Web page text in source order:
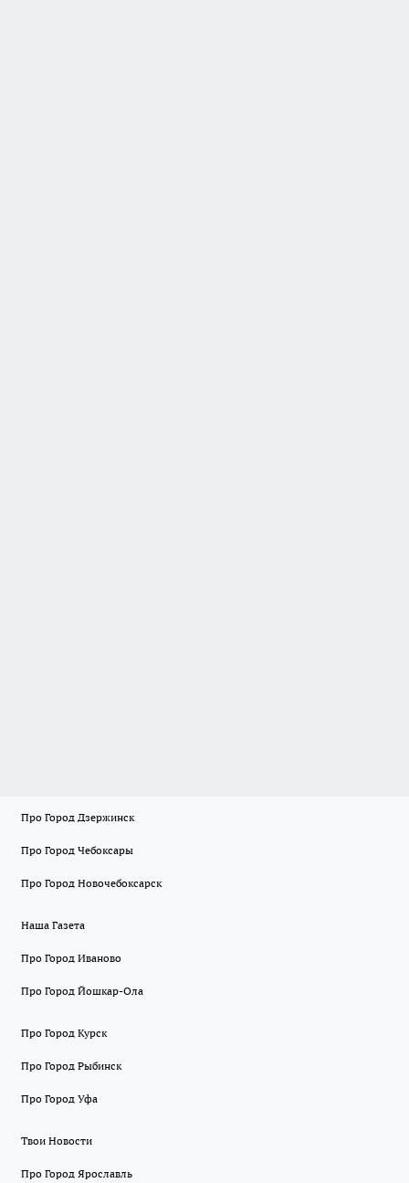
Про Город Дзержинск
Про Город Чебоксары
Про Город Новочебоксарск
Наша Газета
Про Город Иваново
Про Город Йошкар-Ола
Про Город Курск
Про Город Рыбинск
Про Город Уфа
Твои Новости
Про Город Ярославль